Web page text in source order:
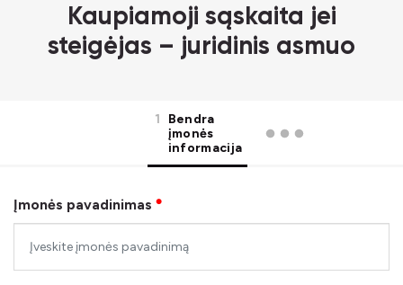
Kaupiamoji sąskaita jei
steigėjas – juridinis asmuo
1
Bendra
įmonės
informacija
Įmonės pavadinimas ●